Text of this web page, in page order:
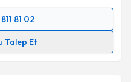
81 02
Talep Et